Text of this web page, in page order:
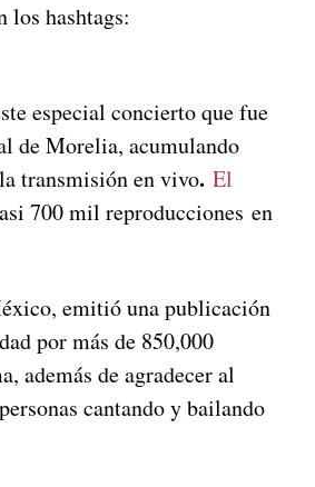
los hashtags:
especial concierto que fue
de Morelia, acumulando
transmisión en vivo. El
700 mil reproducciones en
emitió una publicación
por más de 850,000
además de agradecer al
cantando y bailando